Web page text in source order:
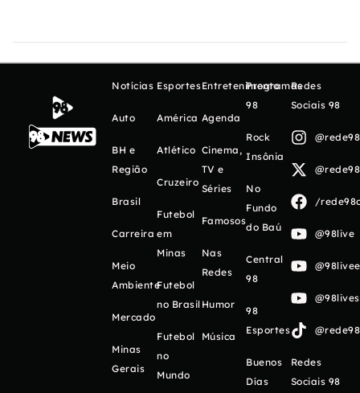
Notícias
Auto
BH e
Região
Brasil
Carreira
Meio
Ambiente
Mercado
Minas
Gerais
Esportes
América
Atlético
Cruzeiro
Futebol
em
Minas
Futebol
no Brasil
Futebol
no
Mundo
Entretenimento
Agenda
Cinema,
TV e
Séries
Famosos
Nas
Redes
Humor
Música
Programas
98
Rock
Insônia
No
Fundo
do Baú
Central
98
98
Esportes
Buenos
Días
Redes
Sociais 98
/
@98live
Redes
Sociais 98